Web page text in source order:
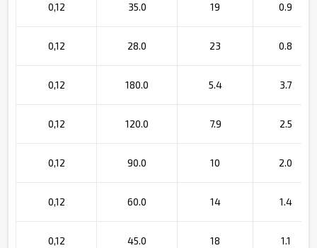
0,12 35.0 19 0.9
0,12 28.0 23 0.8
0,12 180.0 5.4 3.7
0,12 120.0 7.9 2.5
0,12 90.0 10 2.0
0,12 60.0 14 1.4
0,12 45.0 18 1.1